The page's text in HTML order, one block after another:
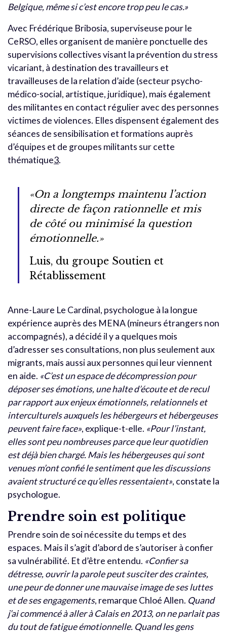
Belgique, même si c’est encore trop peu le cas.»
Avec Frédérique Bribosia, superviseuse pour le
CeRSO, elles organisent de manière ponctuelle des
supervisions collectives visant la prévention du stress
vicariant, à destination des travailleurs et
travailleuses de la relation d’aide (secteur psycho-
médico-social, artistique, juridique), mais également
des militantes en contact régulier avec des personnes
victimes de violences. Elles dispensent également des
séances de sensibilisation et formations auprès
d’équipes et de groupes militants sur cette
thématique3.
«On a longtemps maintenu l’action
directe de façon rationnelle et mis
de côté ou minimisé la question
émotionnelle.»
Luis, du groupe Soutien et
Rétablissement
Anne-Laure Le Cardinal, psychologue à la longue
expérience auprès des MENA (mineurs étrangers non
accompagnés), a décidé il y a quelques mois
d’adresser ses consultations, non plus seulement aux
migrants, mais aussi aux personnes qui leur viennent
en aide. «C’est un espace de décompression pour
déposer ses émotions, une halte d’écoute et de recul
par rapport aux enjeux émotionnels, relationnels et
interculturels auxquels les hébergeurs et hébergeuses
peuvent faire face», explique-t-elle. «Pour l’instant,
elles sont peu nombreuses parce que leur quotidien
est déjà bien chargé. Mais les hébergeuses qui sont
venues m’ont confié le sentiment que les discussions
avaient structuré ce qu’elles ressentaient», constate la
psychologue.
Prendre soin est politique
Prendre soin de soi nécessite du temps et des
espaces. Mais il s’agit d’abord de s’autoriser à confier
sa vulnérabilité. Et d’être entendu. «Confier sa
détresse, ouvrir la parole peut susciter des craintes,
une peur de donner une mauvaise image de ses luttes
et de ses engagements, remarque Chloé Allen. Quand
j’ai commencé à aller à Calais en 2013, on ne parlait pas
du tout de fatigue émotionnelle. Quand les gens